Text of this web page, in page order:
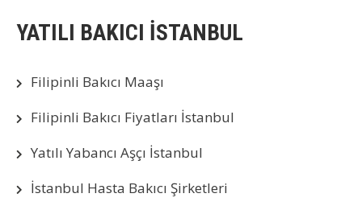
YATILI BAKICI İSTANBUL
Filipinli Bakıcı Maaşı
Filipinli Bakıcı Fiyatları İstanbul
Yatılı Yabancı Aşçı İstanbul
İstanbul Hasta Bakıcı Şirketleri